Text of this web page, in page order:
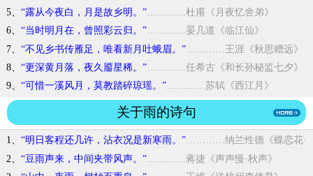
5、 “露从今夜白，月是故乡明。”…………杜甫《月夜忆舍弟》
6、 “当时明月在，曾照彩云归。”…………晏几道《临江仙》
7、 “不见乡书传雁足，唯看新月吐蛾眉。”…………王涯《秋思赠远》
8、 “更深黄月落，夜久靥星稀。”…………任希古《和长孙秘监七夕》
9、 “可惜一溪风月，莫教踏碎琼瑶。”…………苏轼《西江月》
关于雨的诗句
1、 “明日客程还几许，沾衣况是新寒雨。”…………纳兰性德《蝶恋花·
又到绿杨曾折处》
2、 “豆雨声来，中间夹带风声。”…………蒋捷《声声慢·秋声》